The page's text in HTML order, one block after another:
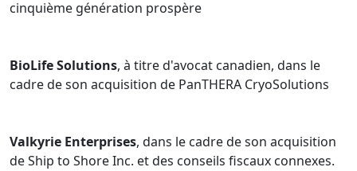
cinquième génération prospère
BioLife Solutions, à titre d'avocat canadien, dans le
cadre de son acquisition de PanTHERA CryoSolutions
Valkyrie Enterprises, dans le cadre de son acquisition
de Ship to Shore Inc. et des conseils fiscaux connexes.